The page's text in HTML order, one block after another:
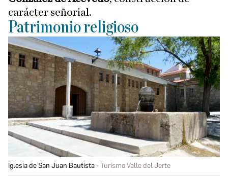
carácter señorial.
Patrimonio religioso
Iglesia de San Juan Bautista Turismo Valle del Jerte